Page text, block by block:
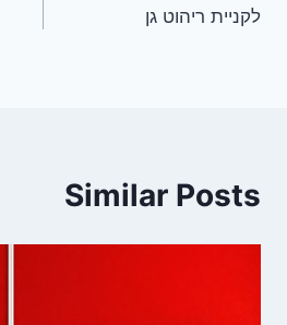
לקניית ריהוט גן
Similar Posts